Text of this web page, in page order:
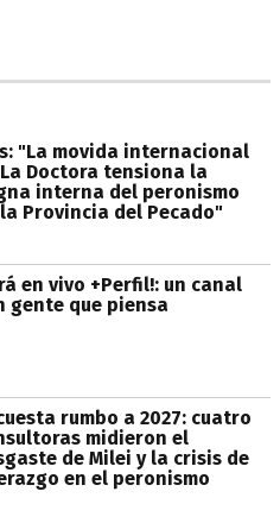
"La movida internacional
Doctora tensiona la
interna del peronismo
Provincia del Pecado"
en vivo +Perfil!: un canal
gente que piensa
rumbo a 2027: cuatro
midieron el
de Milei y la crisis de
en el peronismo